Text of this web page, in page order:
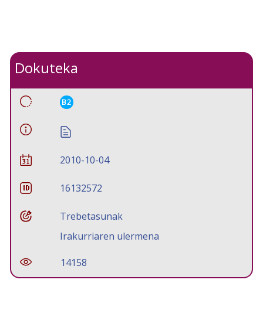
Dokuteka
B2
2010-10-04
16132572
Trebetasunak
Irakurriaren ulermena
14158